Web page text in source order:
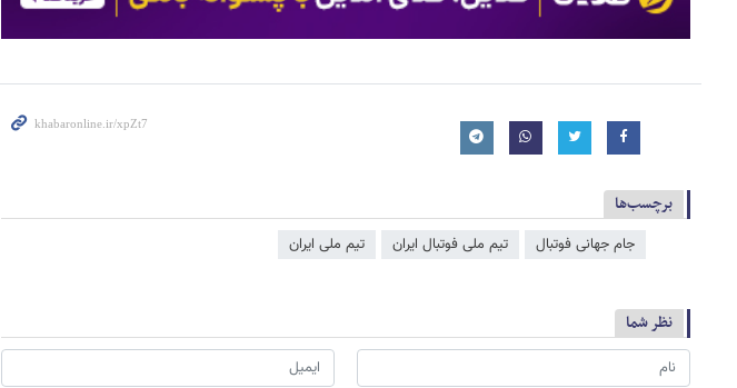
برچسب‌ها
جام جهانی فوتبال تیم ملی فوتبال ایران تیم ملی ایران
نظر شما